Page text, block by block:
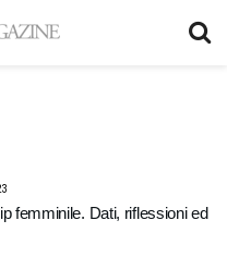
femminile. Dati, riflessioni ed